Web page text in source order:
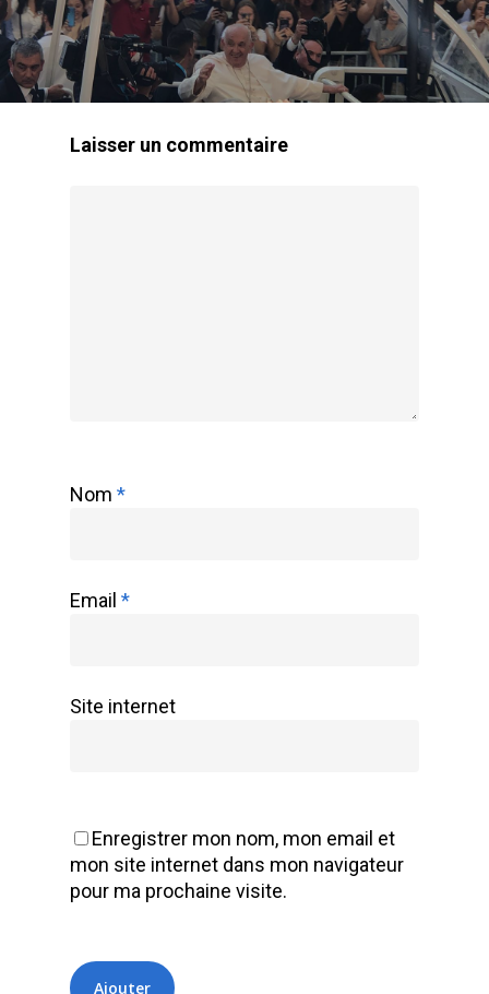
Laisser un commentaire
Nom *
Email *
Site internet
Enregistrer mon nom, mon email et
mon site internet dans mon navigateur
pour ma prochaine visite.